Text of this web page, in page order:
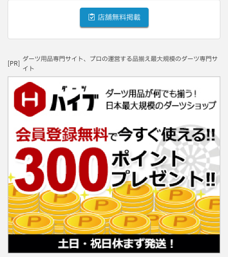
店舗無料掲載
[PR]
ダーツ用品専門サイト、プロの運営する品揃え最大規模のダーツ専門サ
イト